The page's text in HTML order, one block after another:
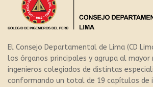
El Consejo Departamental de Lima (CD
los órganos principales y agrupa al mayor
ingenieros colegiados de distintas
conformando un total de 19 capítulos de